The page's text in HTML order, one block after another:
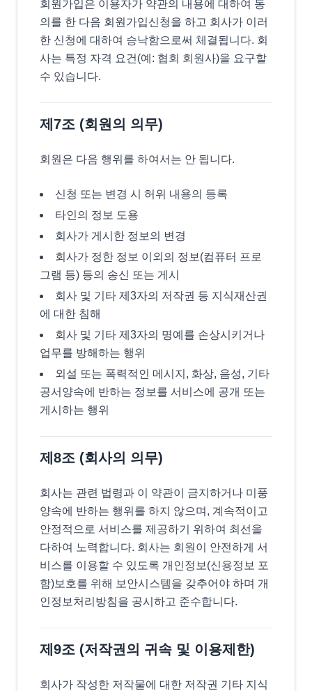
회원가입은 이용자가 약관의 내용에 대하여 동
의를 한 다음 회원가입신청을 하고 회사가 이러
한 신청에 대하여 승낙함으로써 체결됩니다. 회
사는 특정 자격 요건(예: 협회 회원사)을 요구할
수 있습니다.
제7조 (회원의 의무)
회원은 다음 행위를 하여서는 안 됩니다.
신청 또는 변경 시 허위 내용의 등록
타인의 정보 도용
회사가 게시한 정보의 변경
회사가 정한 정보 이외의 정보(컴퓨터 프로
그램 등) 등의 송신 또는 게시
회사 및 기타 제3자의 저작권 등 지식재산권
에 대한 침해
회사 및 기타 제3자의 명예를 손상시키거나
업무를 방해하는 행위
외설 또는 폭력적인 메시지, 화상, 음성, 기타
공서양속에 반하는 정보를 서비스에 공개 또는
게시하는 행위
제8조 (회사의 의무)
회사는 관련 법령과 이 약관이 금지하거나 미풍
양속에 반하는 행위를 하지 않으며, 계속적이고
안정적으로 서비스를 제공하기 위하여 최선을
다하여 노력합니다. 회사는 회원이 안전하게 서
비스를 이용할 수 있도록 개인정보(신용정보 포
함)보호를 위해 보안시스템을 갖추어야 하며 개
인정보처리방침을 공시하고 준수합니다.
제9조 (저작권의 귀속 및 이용제한)
회사가 작성한 저작물에 대한 저작권 기타 지식